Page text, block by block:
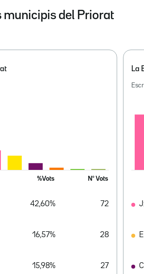
municipis del Priorat
%Vots Nº Vots
42,60% 72
16,57% 28
15,98% 27
La